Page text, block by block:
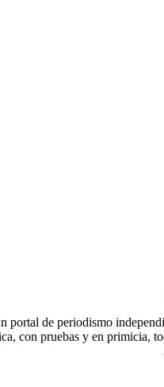
portal de periodismo
con pruebas y en primicia,